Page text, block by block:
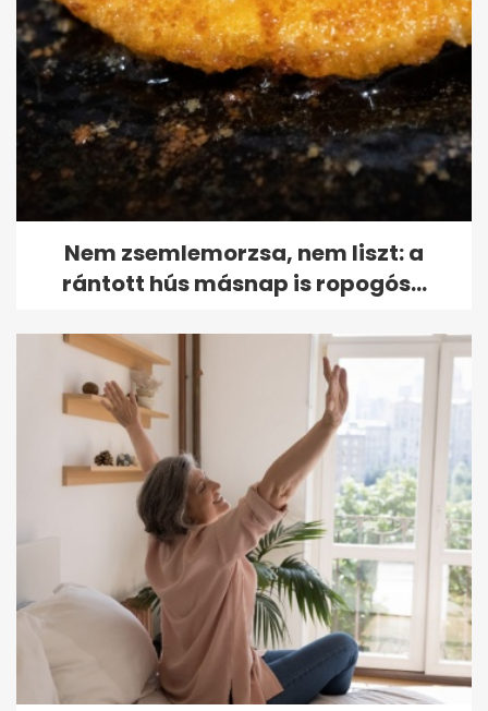
Nem zsemlemorzsa, nem liszt: a
rántott hús másnap is ropogós...